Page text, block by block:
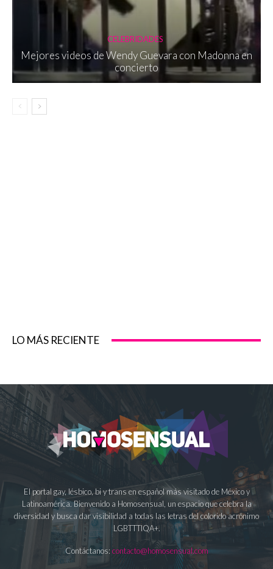
CELEBRIDADES
Mejores videos de Wendy Guevara con Madonna en
concierto
LO MÁS RECIENTE
El portal gay, lésbico, bi y trans en español más visitado de México y
Latinoamérica. Bienvenido a Homosensual, un espacio que celebra la
diversidad y busca dar visibilidad a todas las letras del colorido acrónimo
LGBTTTIQA+.
Contáctanos: contacto@homosensual.com